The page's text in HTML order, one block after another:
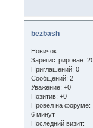
bezbash
Новичок
Зарегистрирован:
Приглашений: 0
Сообщений: 2
Уважение: +0
Позитив: +0
Провел на форуме:
6 минут
Последний визит: